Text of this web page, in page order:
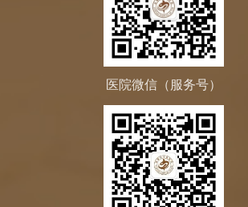
医院微信（服务号）